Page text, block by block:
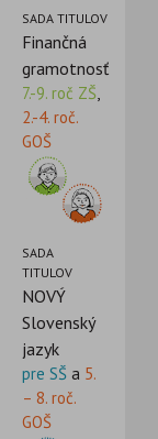
SADA TITULOV
Finančná
gramotnosť
7.-9. roč ZŠ,
2.-4. roč.
GOŠ
SADA
TITULOV
NOVÝ
Slovenský
jazyk
pre SŠ a 5.
– 8. roč.
GOŠ